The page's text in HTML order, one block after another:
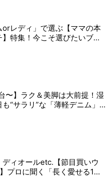
orレディ」で選ぶ【ママの本
特集！今こそ選びたいブラ
〜】ラク＆美脚は大前提！湿
も“サラリ”な「薄軽デニム」3
ディオールetc.【節目買いウ
プロに聞く「長く愛せる1